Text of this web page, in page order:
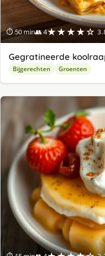
⏱ 50 min👥 4★★★★☆
Gegratineerde
Bijgerechten Groenten